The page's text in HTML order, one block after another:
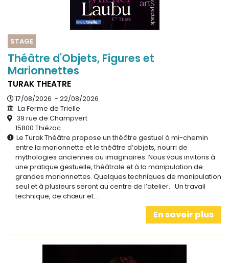
STAGE
Théâtre d'Objets, Figures et
Marionnettes
TURAK THEATRE
17/08/2026 - 22/08/2026
La Ferme de Trielle
39 rue de Champvert
15800 Thiézac
Le Turak Théâtre propose un théâtre gestuel à mi-chemin
entre la marionnette et le théâtre d’objets, nourri de
mythologies anciennes ou imaginaires. Nous vous invitons à
une pratique gestuelle, théâtrale et à la manipulation de
grandes marionnettes. Quelques techniques de manipulation
seul et à plusieurs seront au centre de l’atelier. Un travail
technique, de chœur et…
En savoir plus